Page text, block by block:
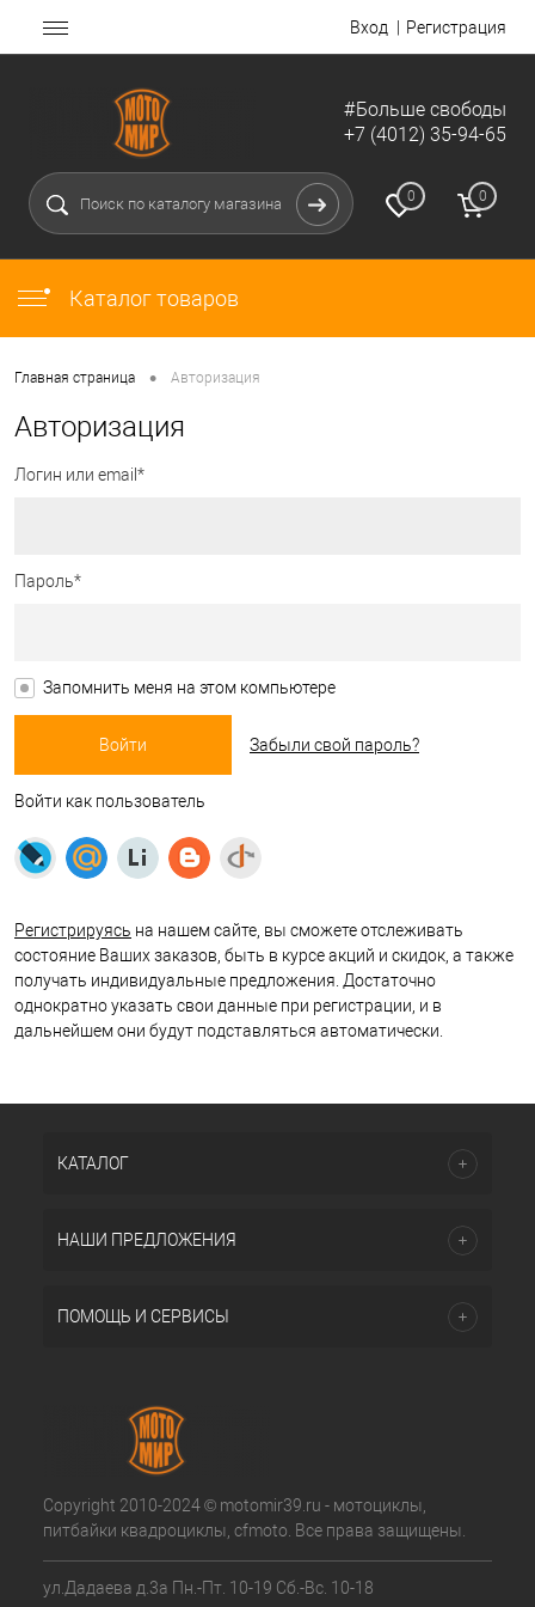
Вход Регистрация
#Больше свободы
+7 (4012) 35-94-65
0 0
Каталог товаров
Главная страница • Авторизация
Авторизация
Логин или email*
Пароль*
Запомнить меня на этом компьютере
Забыли свой пароль?
Войти как пользователь
Регистрируясь на нашем сайте, вы сможете отслеживать
состояние Ваших заказов, быть в курсе акций и скидок, а также
получать индивидуальные предложения. Достаточно
однократно указать свои данные при регистрации, и в
дальнейшем они будут подставляться автоматически.
КАТАЛОГ
НАШИ ПРЕДЛОЖЕНИЯ
ПОМОЩЬ И СЕРВИСЫ
Copyright 2010-2024 © motomir39.ru - мотоциклы,
питбайки квадроциклы, cfmoto. Все права защищены.
ул.Дадаева д.3а Пн.-Пт. 10-19 Сб.-Вс. 10-18